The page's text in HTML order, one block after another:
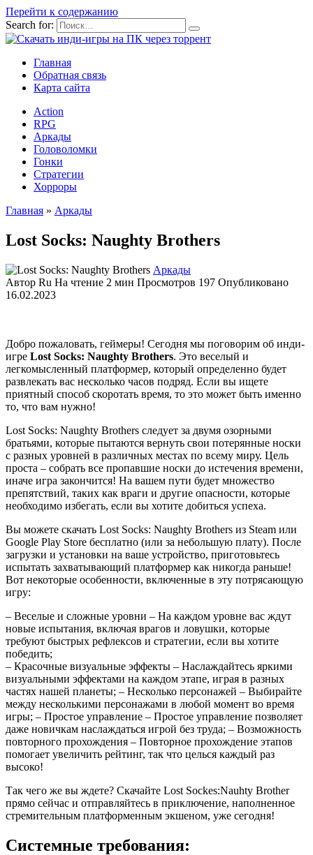
Перейти к содержанию
Search for:
Главная
Обратная связь
Карта сайта
Action
RPG
Аркады
Головоломки
Гонки
Стратегии
Хорроры
Главная » Аркады
Lost Socks: Naughty Brothers
Аркады
Автор Ru На чтение 2 мин Просмотров 197 Опубликовано
16.02.2023
Добро пожаловать, геймеры! Сегодня мы поговорим об инди-
игре Lost Socks: Naughty Brothers. Это веселый и
легкомысленный платформер, который определенно будет
развлекать вас несколько часов подряд. Если вы ищете
приятный способ скоротать время, то это может быть именно
то, что вам нужно!
Lost Socks: Naughty Brothers следует за двумя озорными
братьями, которые пытаются вернуть свои потерянные носки
с разных уровней в различных местах по всему миру. Цель
проста – собрать все пропавшие носки до истечения времени,
иначе игра закончится! На вашем пути будет множество
препятствий, таких как враги и другие опасности, которые
необходимо избегать, если вы хотите добиться успеха.
Вы можете скачать Lost Socks: Naughty Brothers из Steam или
Google Play Store бесплатно (или за небольшую плату). После
загрузки и установки на ваше устройство, приготовьтесь
испытать захватывающий платформер как никогда раньше!
Вот некоторые особенности, включенные в эту потрясающую
игру:
– Веселые и сложные уровни – На каждом уровне вас ждут
новые испытания, включая врагов и ловушки, которые
требуют быстрых рефлексов и стратегии, если вы хотите
победить;
– Красочные визуальные эффекты – Наслаждайтесь яркими
визуальными эффектами на каждом этапе, играя в разных
частях нашей планеты; – Несколько персонажей – Выбирайте
между несколькими персонажами в любой момент во время
игры; – Простое управление – Простое управление позволяет
даже новичкам наслаждаться игрой без труда; – Возможность
повторного прохождения – Повторное прохождение этапов
помогает увеличить рейтинг, так что целься каждый раз
высоко!
Так чего же вы ждете? Скачайте Lost Sockes:Nauhty Brother
прямо сейчас и отправляйтесь в приключение, наполненное
стремительным платформенным экшеном, уже сегодня!
Системные требования: